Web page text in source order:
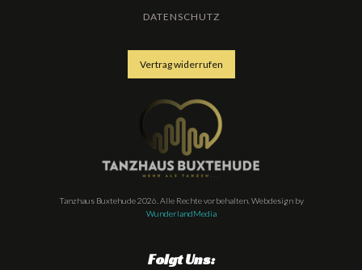
DATENSCHUTZ
Vertrag widerrufen
Tanzhaus Buxtehude 2026. Alle Rechte vorbehalten. Webdesign by
WunderlandMedia
Folgt Uns: